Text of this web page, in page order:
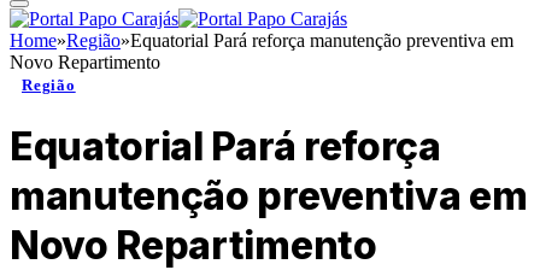
Home»Região»Equatorial Pará reforça manutenção preventiva em
Novo Repartimento
Região
Equatorial Pará reforça
manutenção preventiva em
Novo Repartimento